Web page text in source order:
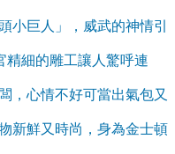
小巨人」，威武的神情引
精細的雕工讓人驚呼連
，心情不好可當出氣包又
新鮮又時尚，身為金士頓